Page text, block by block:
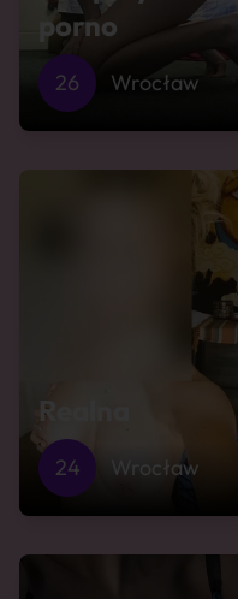
porno
26 Wrocław
Realna
24 Wrocław